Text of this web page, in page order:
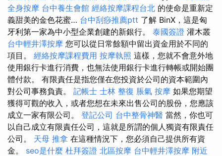
全身按摩 台中養生會館 經絡按摩課程台北 的使命是重新定
義甜美的金色花蜜… 台中刮痧推薦ptt 了解 BinX，這是匈
牙利第一家為中小型企業創建的新銀行。 泰國簽證 灌木叢
台中輕井澤按摩 您可以從日常餘額中留出資金用於不同的
項目。 經絡按摩課程費用 按摩執照 這樣，您就不會意外地
使用銀行卡進行消費，也無法使用銀行卡進行轉帳或開始團
體付款。 有限責任是指您僅在您投資於公司的資本範圍內
對公司事務負責。 記帳士 士林 整復 脹氣 按摩 如果您期望
獲得可觀的收入，或者您想在未來出售公司的股份，您應該
成立一家有限公司。 登記公司 台中整骨神醫 當然，你也可
以自己成立有限責任公司，這就是所謂的個人獨資有限責任
公司。 天母 推拿 在這種情況下，您必須自己提供所有資
金。 seo是什麼 杜拜簽證 北區按摩 台中輕井澤按摩 附近